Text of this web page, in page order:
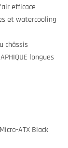
efficace
et watercooling
châssis
longues
ATX Black